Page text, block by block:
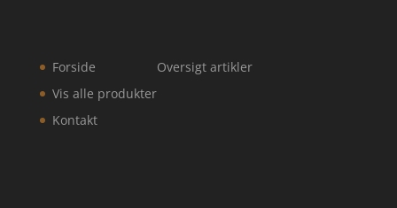
Forside
Vis alle produkter
Kontakt
Oversigt artikler